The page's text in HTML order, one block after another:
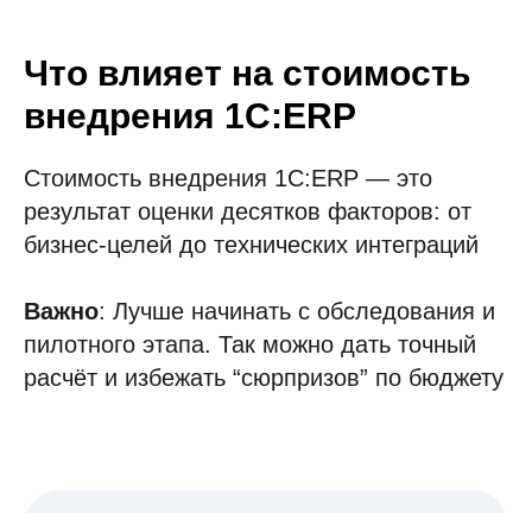
Что влияет на стоимость
внедрения 1С:ERP
Стоимость внедрения 1С:ERP — это
результат оценки десятков факторов: от
бизнес-целей до технических интеграций
Важно: Лучше начинать с обследования и
пилотного этапа. Так можно дать точный
расчёт и избежать “сюрпризов” по бюджету